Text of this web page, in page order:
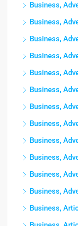
Business,
Business,
Business,
Business,
Business,
Business,
Business,
Business,
Business,
Business,
Business,
Business,
Business,